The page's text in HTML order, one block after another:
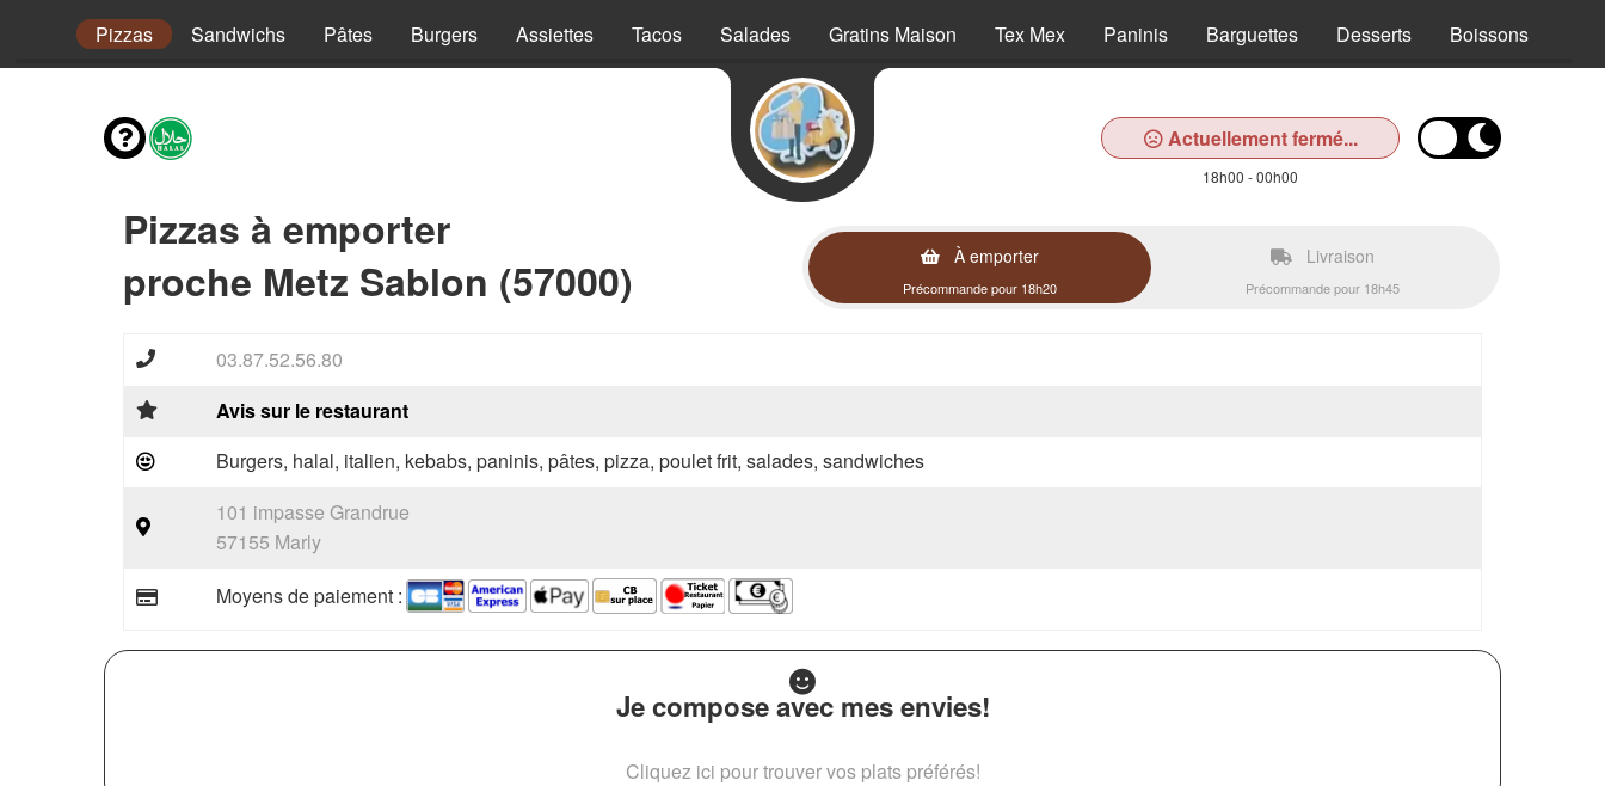
Pizzas Sandwichs Pâtes Burgers Assiettes Tacos Salades Gratins Maison Tex Mex Paninis Barguettes Desserts Boissons
Actuellement fermé...
18h00 - 00h00
Pizzas à emporter
proche Metz Sablon (57000)
À emporter
Précommande pour 18h20
Livraison
Précommande pour 18h45
03.87.52.56.80
Avis sur le restaurant
Burgers, halal, italien, kebabs, paninis, pâtes, pizza, poulet frit, salades, sandwiches
101 impasse Grandrue
57155 Marly
Moyens de paiement :
Je compose avec mes envies!
Cliquez ici pour trouver vos plats préférés!